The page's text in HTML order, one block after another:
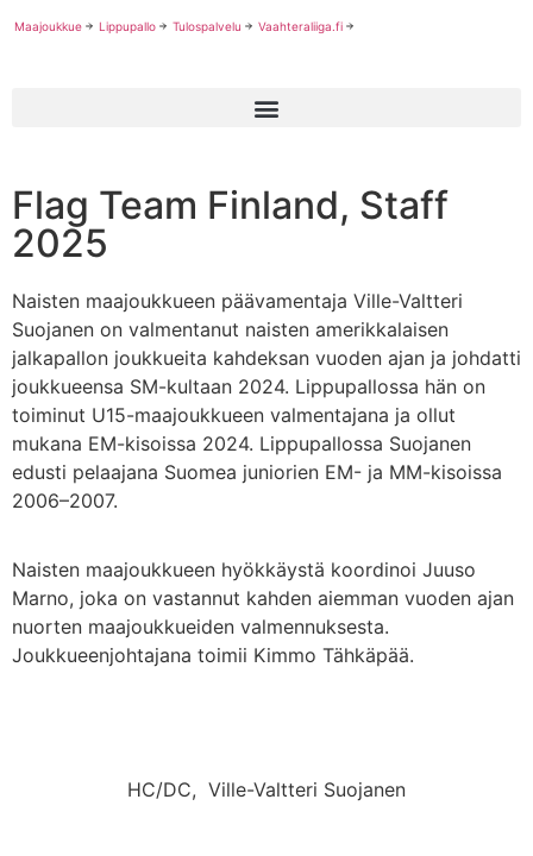
Maajoukkue Lippupallo Tulospalvelu Vaahteraliiga.fi
Flag Team Finland, Staff
2025
Naisten maajoukkueen päävamentaja Ville-Valtteri
Suojanen on valmentanut naisten amerikkalaisen
jalkapallon joukkueita kahdeksan vuoden ajan ja johdatti
joukkueensa SM-kultaan 2024. Lippupallossa hän on
toiminut U15-maajoukkueen valmentajana ja ollut
mukana EM-kisoissa 2024. Lippupallossa Suojanen
edusti pelaajana Suomea juniorien EM- ja MM-kisoissa
2006–2007.
Naisten maajoukkueen hyökkäystä koordinoi Juuso
Marno, joka on vastannut kahden aiemman vuoden ajan
nuorten maajoukkueiden valmennuksesta.
Joukkueenjohtajana toimii Kimmo Tähkäpää.
HC/DC, Ville-Valtteri Suojanen